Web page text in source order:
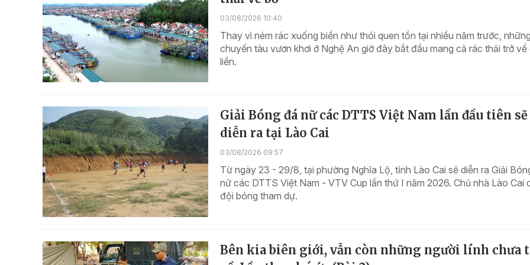
03/08/2026 10:40
Thay vì ném rác xuống biển như thói quen tồn tại nhiều năm trước, những
chuyến tàu vươn khơi ở Nghệ An giờ đây bắt đầu mang cả rác thải trở về
liền.
Giải Bóng đá nữ các DTTS Việt Nam lần đầu tiên sẽ
diễn ra tại Lào Cai
03/08/2026 09:57
Từ ngày 23 - 29/8, tại phường Nghĩa Lộ, tỉnh Lào Cai sẽ diễn ra Giải
nữ các DTTS Việt Nam - VTV Cup lần thứ I năm 2026. Chủ nhà Lào Cai
đội bóng tham dự.
Bên kia biên giới, vẫn còn những người lính chưa